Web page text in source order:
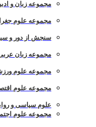
مجموعه زبان و
مجموعه علوم
سنجش از دور و
مجموعه زبان
مجموعه علوم
مجموعه علوم
علوم سیاسی و
مجموعه علوم